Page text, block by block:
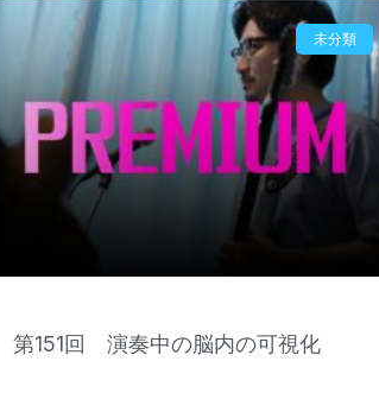
未分類
第151回 演奏中の脳内の可視化